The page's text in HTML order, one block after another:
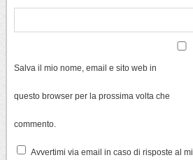
Salva il mio nome, email e sito web in
questo browser per la prossima volta che
commento.
Avvertimi via email in caso di risposte al